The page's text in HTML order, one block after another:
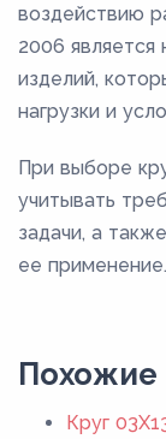
воздействию
2006
изделий,
нагрузки и
При выборе
учитывать
задачи, а
ее применение.
Похожие
Круг